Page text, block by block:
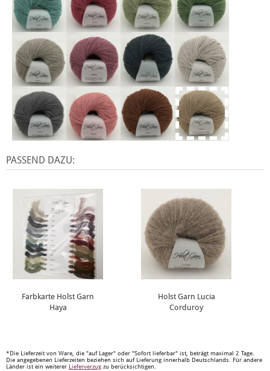
PASSEND DAZU:
Farbkarte Holst Garn
Haya
Holst Garn Lucia
Corduroy
*Die Lieferzeit von Ware, die "auf Lager" oder "Sofort lieferbar" ist, beträgt maximal 2 Tage.
Die angegebenen Lieferzeiten beziehen sich auf Lieferung innerhalb Deutschlands. Für andere
Länder ist ein weiterer Lieferverzug zu berücksichtigen.